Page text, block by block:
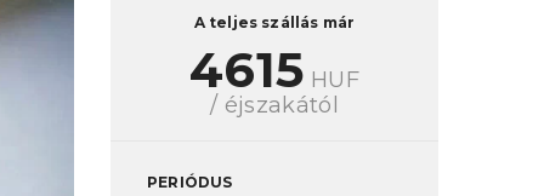
A teljes szállás már
4615 HUF
/ éjszakától
PERIÓDUS